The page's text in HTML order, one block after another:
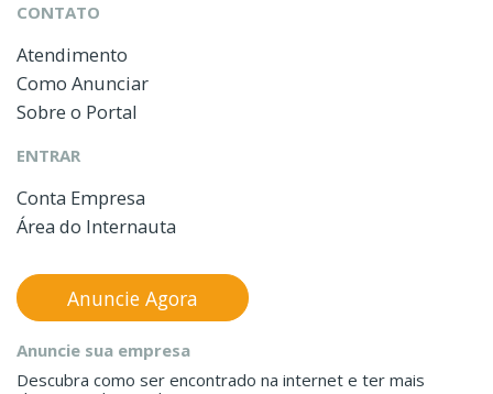
CONTATO
Atendimento
Como Anunciar
Sobre o Portal
ENTRAR
Conta Empresa
Área do Internauta
Anuncie sua empresa
Descubra como ser encontrado na internet e ter mais
Anuncie Agora